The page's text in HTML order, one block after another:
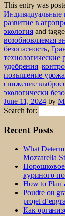
This entry was
Индивидуальные
развитие в
экология and
возобновляемая
безопасность,
технологические
удобрения,
повышение
снижение
экологически
June 11, 2024 by
Search for:
Recent Posts
What
Mozzarella
Порошковое
куриного
How to Plan
Poudre ou
projet
Как